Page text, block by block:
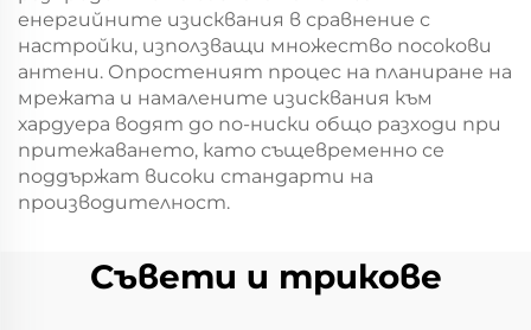
енергийните изисквания в сравнение с
настройки, използващи множество посокови
антени. Опростеният процес на планиране на
мрежата и намалените изисквания към
хардуера водят до по-ниски общо разходи при
притежаването, като същевременно се
поддържат високи стандарти на
производителност.
Съвети и трикове